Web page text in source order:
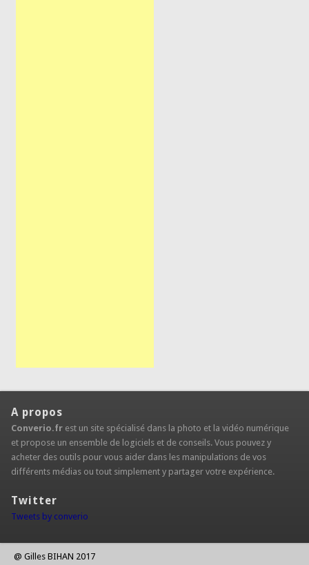
A propos
Converio.frest un site spécialisé dans la photo et la vidéo numérique
et propose un ensemble de logiciels et de conseils. Vous pouvez y
acheter des outils pour vous aider dans les manipulations de vos
différents médias ou tout simplement y partager votre expérience.
Twitter
Tweets by converio
@ Gilles BIHAN 2017